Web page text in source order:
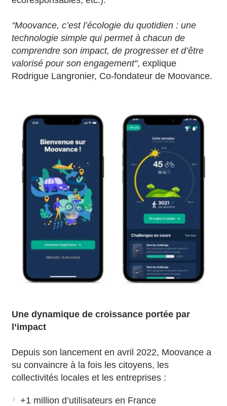
"Moovance, c’est l’écologie du quotidien : une
technologie simple qui permet à chacun de
comprendre son impact, de progresser et d’être
valorisé pour son engagement", explique
Rodrigue Langronier, Co-fondateur de Moovance.
Une dynamique de croissance portée par
l’impact
Depuis son lancement en avril 2022, Moovance a
su convaincre à la fois les citoyens, les
collectivités locales et les entreprises :
+1 million d’utilisateurs en France